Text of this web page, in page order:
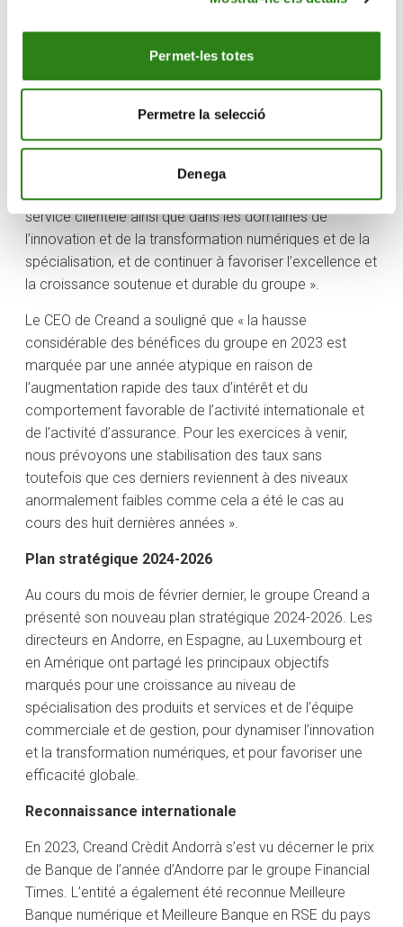
Permet-les totes
Permetre la selecció
Denega
avons clôturé le plan stratégique avec un volume
d’affaires supérieur à nos prévisions. La croissance
nous a accompagnés sur tous les territoires où l’entité
est présente, aussi bien sur le plan national
travailler pour atteindre les objectifs marqués dans le
plan stratégique 2024-2026. Notre objectif est de
continuer à faire figure de référence en matière de
service clientèle ainsi que dans les domaines de
l’innovation et de la transformation numériques et de la
spécialisation, et de continuer à favoriser l’excellence et
la croissance soutenue et durable du groupe ».
Le CEO de Creand a souligné que « la hausse
considérable des bénéfices du groupe en 2023 est
marquée par une année atypique en raison de
l’augmentation rapide des taux d’intérêt et du
comportement favorable de l’activité internationale et
de l’activité d’assurance. Pour les exercices à venir,
nous prévoyons une stabilisation des taux sans
toutefois que ces derniers reviennent à des niveaux
anormalement faibles comme cela a été le cas au
cours des huit dernières années ».
Plan stratégique 2024-2026
Au cours du mois de février dernier, le groupe Creand a
présenté son nouveau plan stratégique 2024-2026. Les
directeurs en Andorre, en Espagne, au Luxembourg et
en Amérique ont partagé les principaux objectifs
marqués pour une croissance au niveau de
spécialisation des produits et services et de l’équipe
commerciale et de gestion, pour dynamiser l’innovation
et la transformation numériques, et pour favoriser une
efficacité globale.
Reconnaissance internationale
En 2023, Creand Crèdit Andorrà s’est vu décerner le prix
de Banque de l’année d’Andorre par le groupe Financial
Times. L’entité a également été reconnue Meilleure
Banque numérique et Meilleure Banque en RSE du pays